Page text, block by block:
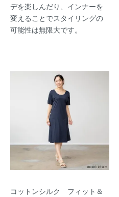
デを楽しんだり、インナーを
変えることでスタイリングの
可能性は無限大です。
コットンシルク フィット＆